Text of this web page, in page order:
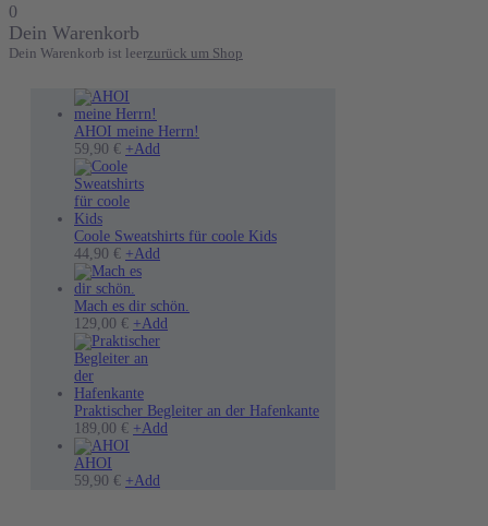
0
Dein Warenkorb
Dein Warenkorb ist leerzurück um Shop
AHOI meine Herrn!
59,90 € +Add
auf.
auf
der
Produktseite
Coole Sweatshirts für coole Kids
44,90 € +Add
mehrere
Varianten
auf.
auf
der
Mach es dir schön.
129,00 € +Add
auf.
Praktischer Begleiter an der Hafenkante
189,00 € +Add
AHOI
59,90 € +Add